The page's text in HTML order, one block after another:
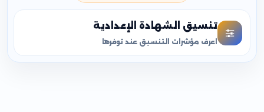
تنسيق الشهادة الإعدادية
اعرف مؤشرات التنسيق عند توفرها